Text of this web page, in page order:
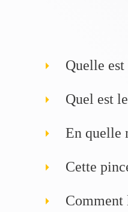
Quelle
Quel est
En quelle
Cette
Comment